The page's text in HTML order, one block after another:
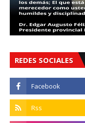
REDES SOCIALES